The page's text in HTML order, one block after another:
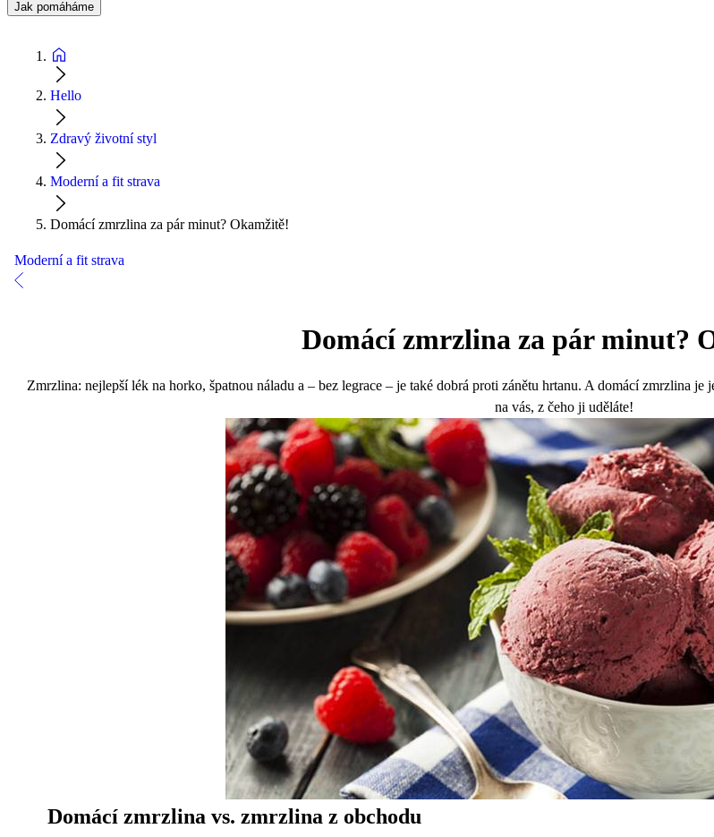
Jak pomáháme
Hello
Zdravý životní styl
Moderní a fit strava
Domácí zmrzlina za pár minut? Okamžitě!
Moderní a fit strava
Domácí zmrzlina za pár minut?
Zmrzlina: nejlepší lék na horko, špatnou náladu a – bez legrace – je také dobrá proti zánětu hrtanu. A domácí zmrzlina
na vás, z čeho ji uděláte!
Domácí zmrzlina vs. zmrzlina z obchodu